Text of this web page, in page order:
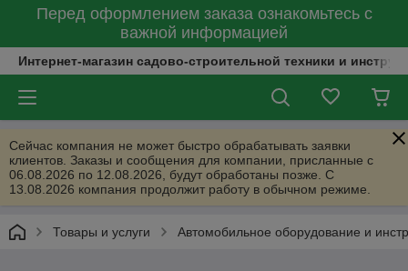
Перед оформлением заказа ознакомьтесь с
важной информацией
Интернет-магазин садово-строительной техники и
Сейчас компания не может быстро обрабатывать заявки
клиентов. Заказы и сообщения для компании, присланные с
06.08.2026 по 12.08.2026, будут обработаны позже. С
13.08.2026 компания продолжит работу в обычном режиме.
Товары и услуги Автомобильное оборудование и